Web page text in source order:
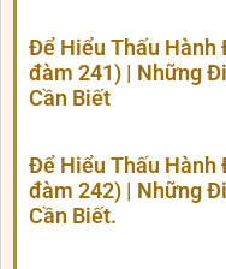
Để Hiểu Thấu Hành
đàm 241) | Những
Cần Biết
Để Hiểu Thấu Hành
đàm 242) | Những
Cần Biết.